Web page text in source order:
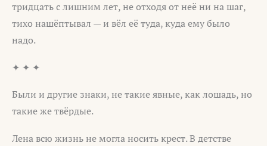
тридцать с лишним лет, не отходя от неё ни на шаг,
тихо нашёптывал — и вёл её туда, куда ему было
надо.
✦ ✦ ✦
Были и другие знаки, не такие явные, как лошадь, но
такие же твёрдые.
Лена всю жизнь не могла носить крест. В детстве